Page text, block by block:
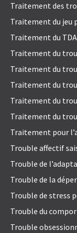
Traitement des
Traitement du jeu
Traitement du
Traitement du
Traitement du
Traitement du
Traitement du
Traitement du
Traitement pour
Trouble affectif
Trouble de
Trouble de la
Trouble de stress
Trouble du
Trouble